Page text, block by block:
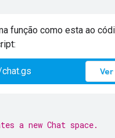
função como esta ao
a new Chat space.